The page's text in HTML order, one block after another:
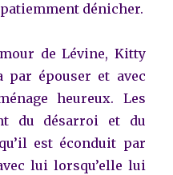
dénicher.
de Lévine, Kitty
par épouser et avec
heureux. Les
du désarroi et du
est éconduit par
lui lorsqu’elle lui